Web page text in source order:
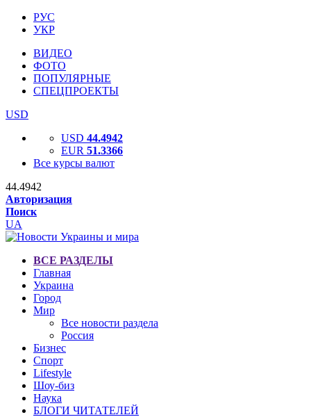
РУС
УКР
ВИДЕО
ФОТО
ПОПУЛЯРНЫЕ
СПЕЦПРОЕКТЫ
USD
USD 44.4942
EUR 51.3366
Все курсы валют
44.4942
Авторизация
Поиск
UA
ВСЕ РАЗДЕЛЫ
Главная
Украина
Город
Мир
Все новости раздела
Россия
Бизнес
Спорт
Lifestyle
Шоу-биз
Наука
БЛОГИ ЧИТАТЕЛЕЙ